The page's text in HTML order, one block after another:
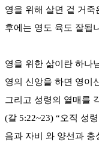
영을 위해 살면 겉 거
후에는 영도 육도 잘됩
영을 위한 삶이란 하나
영의 신앙을 하면 영이
그리고 성령의 열매를
(갈 5:22~23) “오직 성
음과 자비 와 양선과 충